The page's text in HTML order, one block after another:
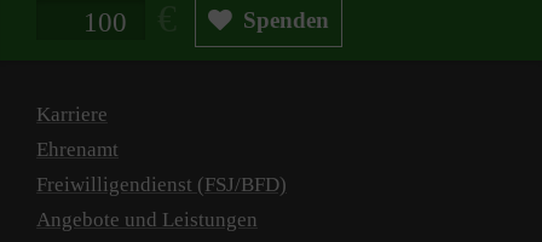
Spendenbetrag in Euro Spenden
Karriere
Ehrenamt
Freiwilligendienst (FSJ/BFD)
Angebote und Leistungen